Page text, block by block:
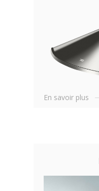
En savoir plus